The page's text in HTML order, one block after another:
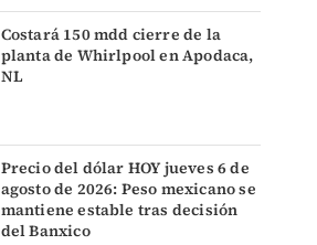
Costará 150 mdd cierre de la
planta de Whirlpool en Apodaca,
NL
Precio del dólar HOY jueves 6 de
agosto de 2026: Peso mexicano se
mantiene estable tras decisión
del Banxico